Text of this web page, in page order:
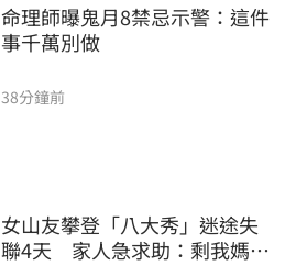
命理師曝鬼月8禁忌示警：這件
事千萬別做
38分鐘前
女山友攀登「八大秀」迷途失
聯4天 家人急求助：剩我媽還